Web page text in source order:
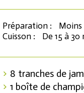
Préparation :
Moins
Cuisson :
De 15 à
8 tranches de
1 boîte de